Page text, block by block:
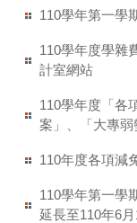
110學年第一學
110學年度學雜
計室網站
110學年度「各
案」、「大專
110年度各項減
110學年第一學
延長至110年6